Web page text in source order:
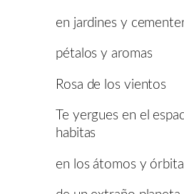
en jardines y
pétalos y aromas
Rosa de los vientos
Te yergues en el
habitas
en los átomos y